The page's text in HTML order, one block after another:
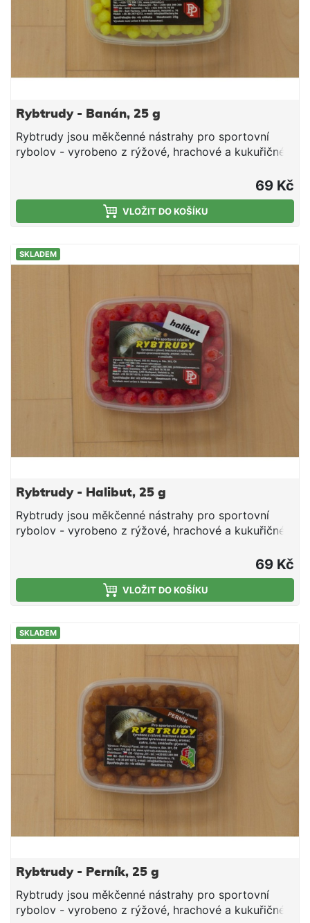
Rybtrudy - Banán, 25 g
Rybtrudy jsou měkčenné nástrahy pro sportovní
rybolov - vyrobeno z rýžové, hrachové a kukuřičné
69 Kč
VLOŽIT DO KOŠÍKU
SKLADEM
Rybtrudy - Halibut, 25 g
Rybtrudy jsou měkčenné nástrahy pro sportovní
rybolov - vyrobeno z rýžové, hrachové a kukuřičné
69 Kč
VLOŽIT DO KOŠÍKU
SKLADEM
Rybtrudy - Perník, 25 g
Rybtrudy jsou měkčenné nástrahy pro sportovní
rybolov - vyrobeno z rýžové, hrachové a kukuřičné